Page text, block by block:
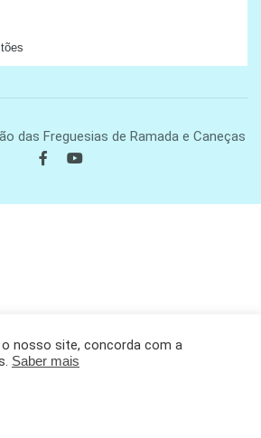
das Freguesias de Ramada e Caneças
nosso site, concorda com a
Saber mais